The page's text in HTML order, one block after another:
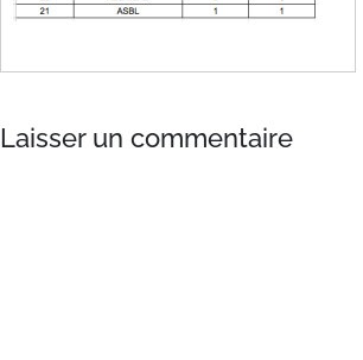
Laisser un commentaire